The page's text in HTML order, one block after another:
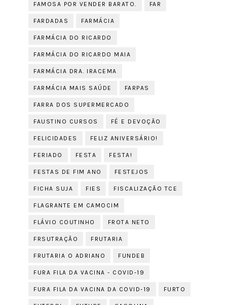
FAMOSA POR VENDER BARATO. FAR
FARDADAS FARMÁCIA
FARMÁCIA DO RICARDO
FARMÁCIA DO RICARDO MAIA
FARMÁCIA DRA. IRACEMA
FARMÁCIA MAIS SAÚDE FARPAS
FARRA DOS SUPERMERCADO
FAUSTINO CURSOS FÉ E DEVOÇÃO
FELICIDADES FELIZ ANIVERSÁRIO!
FERIADO FESTA FESTA!
FESTAS DE FIM ANO FESTEJOS
FICHA SUJA FIES FISCALIZAÇÃO TCE
FLAGRANTE EM CAMOCIM
FLÁVIO COUTINHO FROTA NETO
FRSUTRAÇÃO FRUTARIA
FRUTARIA O ADRIANO FUNDEB
FURA FILA DA VACINA - COVID-19
FURA FILA DA VACINA DA COVID-19 FURTO